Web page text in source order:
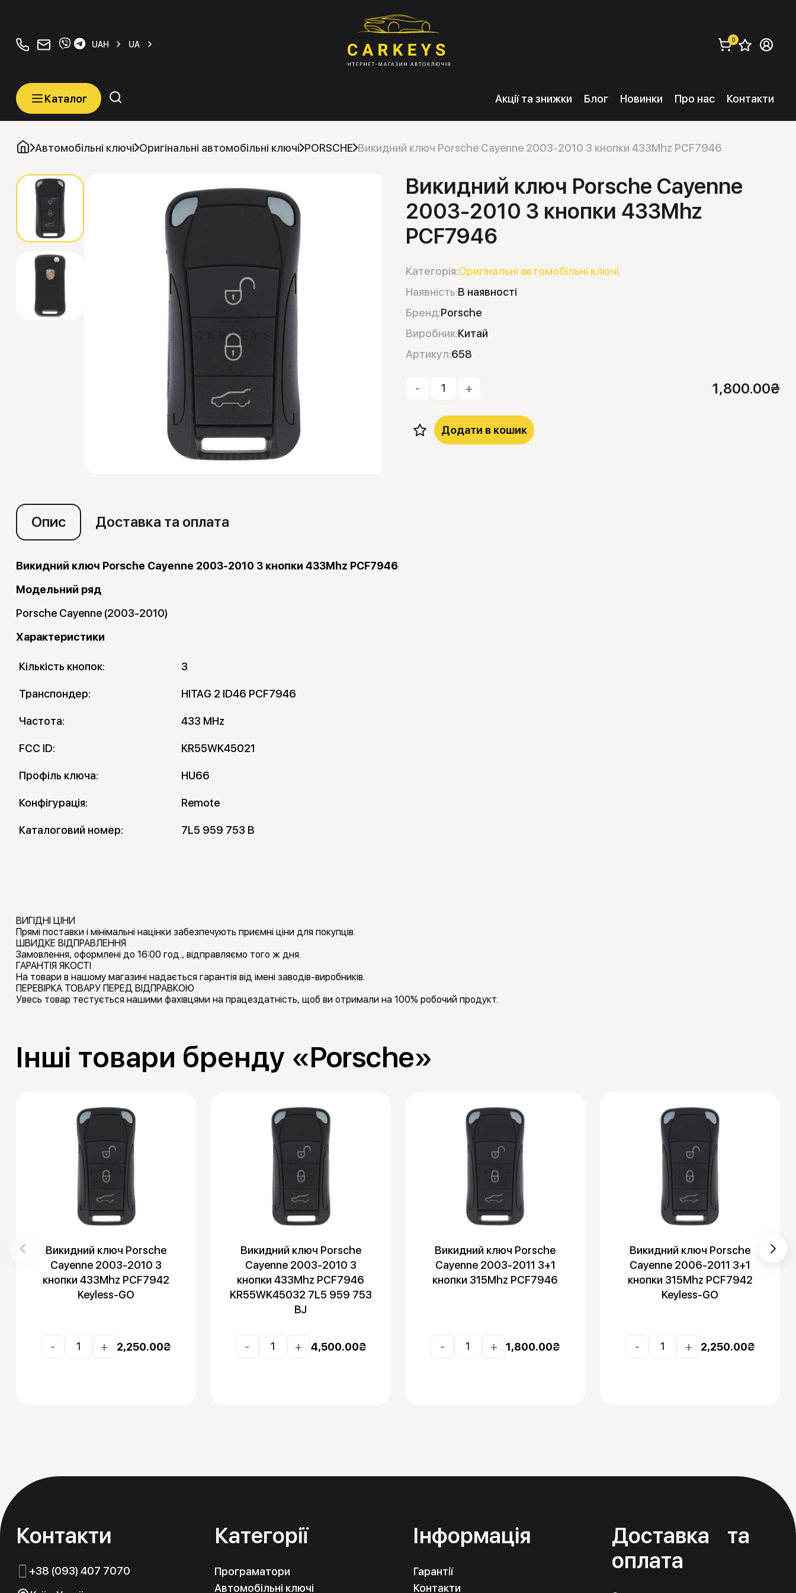
+380934077070
orders@carkeys.com.ua
UAH UA замовити (
0
Каталог
Каталог
Категорії
Автомобільні ключі
Транспордери (Чіпи)
Програматори
Емулятори
Акції та знижки Блог Новинки Про нас Контакти
Автомобільні ключі Оригінальні автомобільні ключі PORSCHE Викидний ключ Porsche Cayenne 2003-2010 3 кнопки 433Mhz PCF7946
Викидний ключ Porsche Cayenne
2003-2010 3 кнопки 433Mhz
PCF7946
Категорія:Оригінальні автомобільні ключі
Наявність:В наявності
Бренд:Porsche
Виробник:Китай
Артикул:658
- + 1,800.00₴
Додати в кошик
Опис Доставка та оплата
Викидний ключ Porsche Cayenne 2003-2010 3 кнопки 433Mhz PCF7946
Модельний ряд
Porsche Cayenne (2003-2010)
Характеристики
Кількість кнопок: 3
Транспондер: HITAG 2 ID46 PCF7946
Частота: 433 MHz
FCC ID: KR55WK45021
Профіль ключа: HU66
Конфігурація: Remote
Каталоговий номер: 7L5 959 753 B
ВИГІДНІ ЦІНИ
Прямі поставки і мінімальні націнки забезпечують приємні ціни для покупців.
ШВИДКЕ ВІДПРАВЛЕННЯ
Замовлення, оформлені до 16:00 год., відправляємо того ж дня.
ГАРАНТІЯ ЯКОСТІ
На товари в нашому магазині надається гарантія від імені заводів-виробників.
ПЕРЕВІРКА ТОВАРУ ПЕРЕД ВІДПРАВКОЮ
Увесь товар тестується нашими фахівцями на працездатність, щоб ви отримали на 100% робочий продукт.
Інші товари бренду «Porsche»
Викидний ключ Porsche
Cayenne 2003-2010 3
кнопки 433Mhz PCF7942
Keyless-GO
- + 2,250.00₴
Викидний ключ Porsche
Cayenne 2003-2010 3
кнопки 433Mhz PCF7946
KR55WK45032 7L5 959 753
BJ
- + 4,500.00₴
Викидний ключ Porsche
Cayenne 2003-2011 3+1
кнопки 315Mhz PCF7946
- + 1,800.00₴
Викидний ключ Porsche
Cayenne 2006-2011 3+1
кнопки 315Mhz PCF7942
Keyless-GO
- + 2,250.00₴
Контакти
+38 (093) 407 7070
Категорії
Програматори
Автомобільні ключі
Інформація
Гарантії
Контакти
Доставка та
оплата